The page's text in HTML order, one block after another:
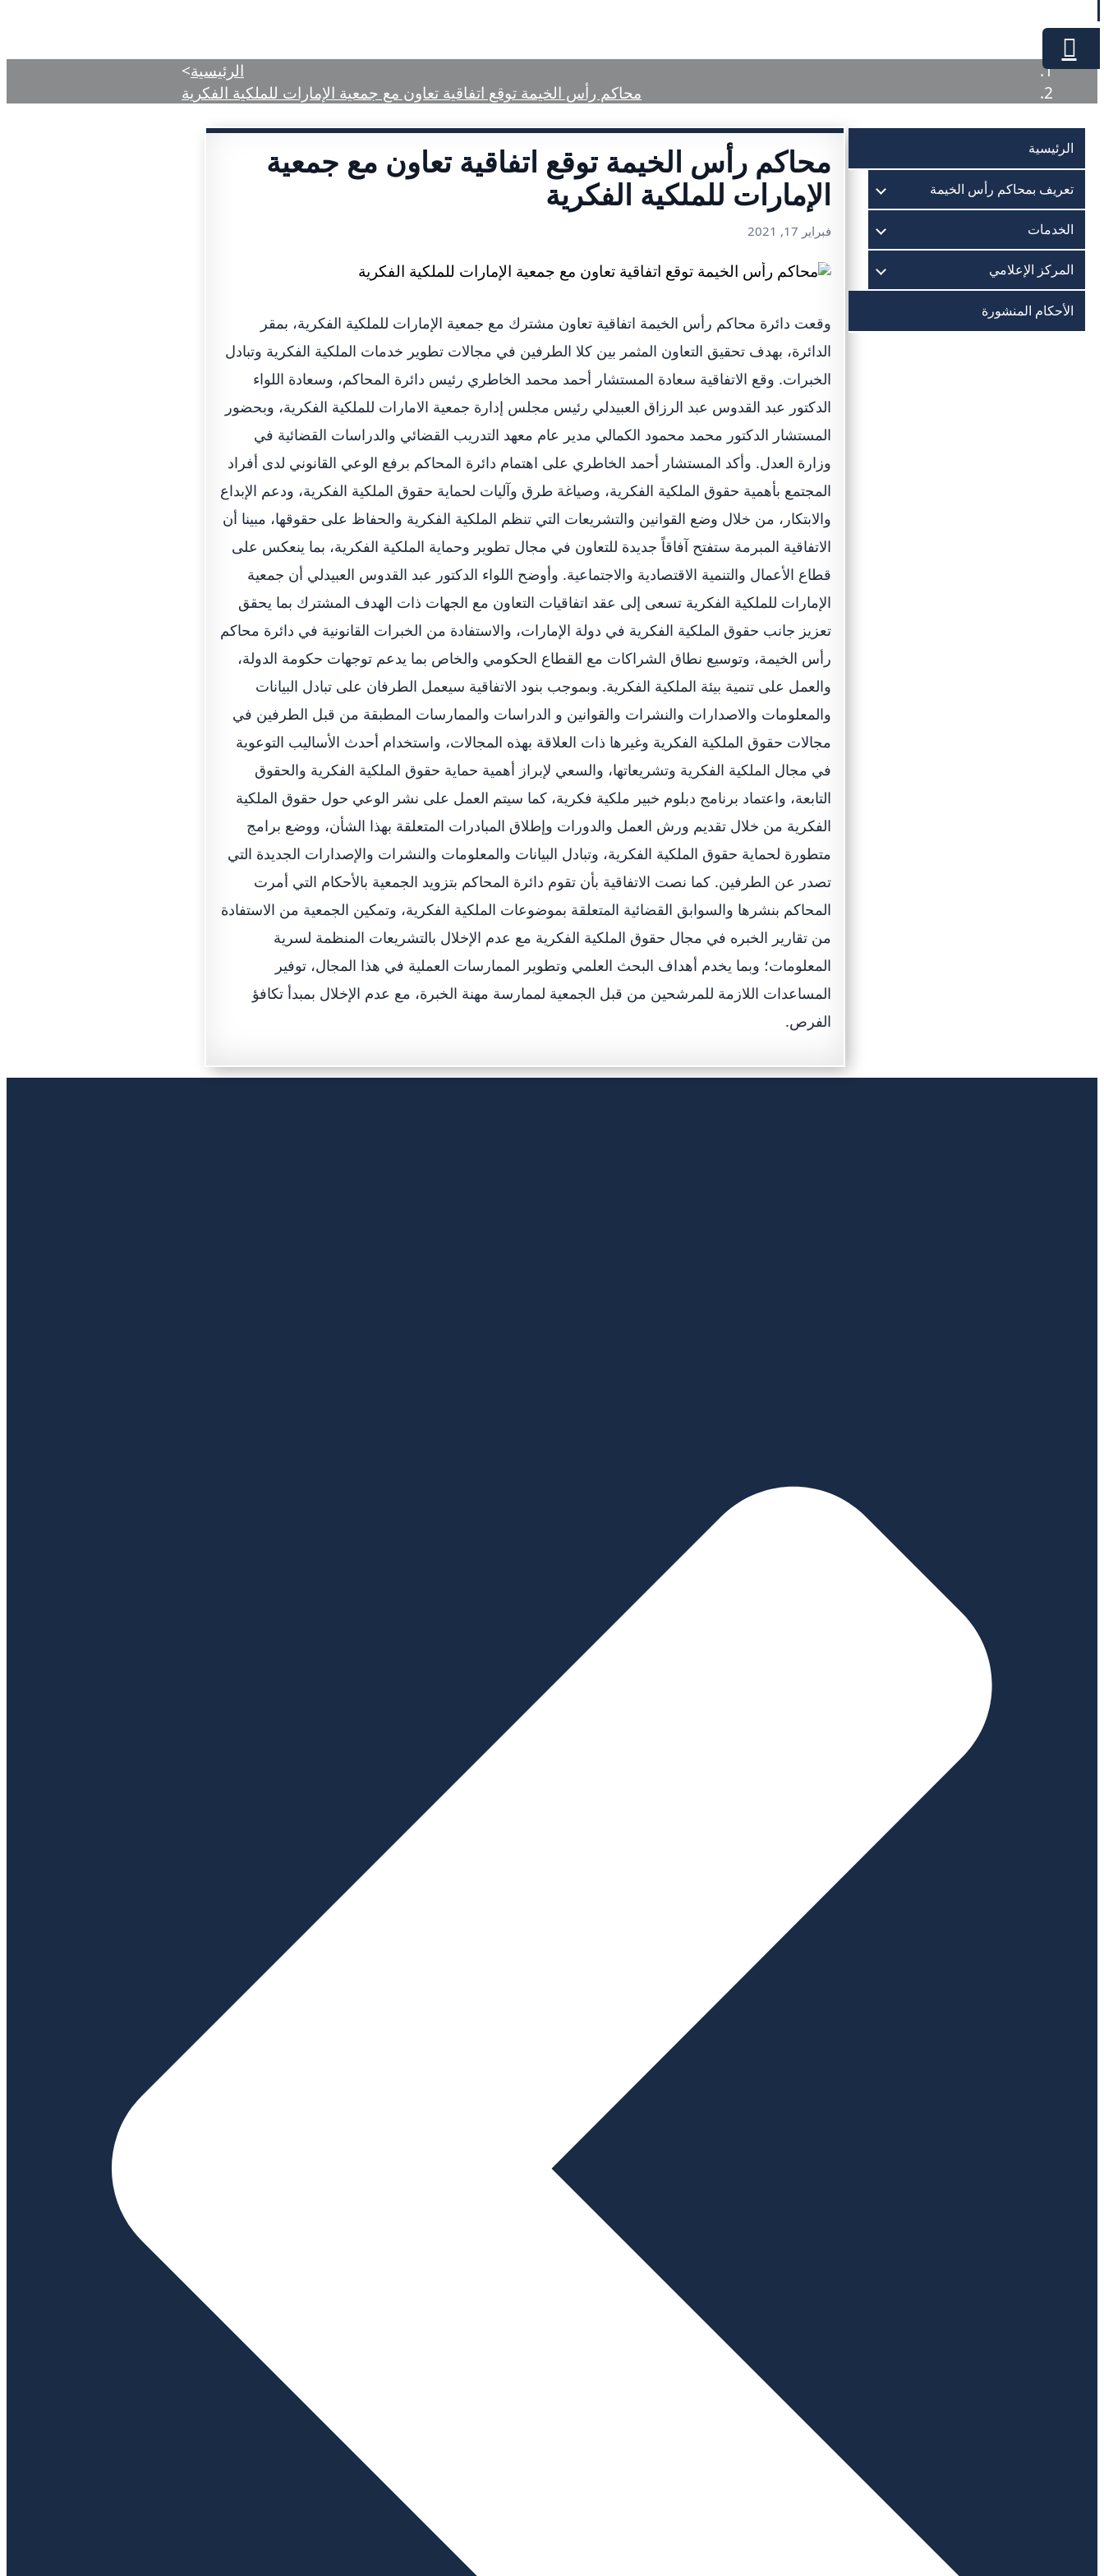
الرئيسية>
محاكم رأس الخيمة توقع اتفاقية تعاون مع جمعية الإمارات للملكية الفكرية
الرئيسية
تعريف بمحاكم رأس الخيمة
الخدمات
المركز الإعلامي
الأحكام المنشورة
محاكم رأس الخيمة توقع اتفاقية تعاون مع جمعية
الإمارات للملكية الفكرية
فبراير 17, 2021
وقعت دائرة محاكم رأس الخيمة اتفاقية تعاون مشترك مع جمعية الإمارات للملكية الفكرية، بمقر
الدائرة، بهدف تحقيق التعاون المثمر بين كلا الطرفين في مجالات تطوير خدمات الملكية الفكرية وتبادل
الخبرات. وقع الاتفاقية سعادة المستشار أحمد محمد الخاطري رئيس دائرة المحاكم، وسعادة اللواء
الدكتور عبد القدوس عبد الرزاق العبيدلي رئيس مجلس إدارة جمعية الامارات للملكية الفكرية، وبحضور
المستشار الدكتور محمد محمود الكمالي مدير عام معهد التدريب القضائي والدراسات القضائية في
وزارة العدل. وأكد المستشار أحمد الخاطري على اهتمام دائرة المحاكم برفع الوعي القانوني لدى أفراد
المجتمع بأهمية حقوق الملكية الفكرية، وصياغة طرق وآليات لحماية حقوق الملكية الفكرية، ودعم الإبداع
والابتكار، من خلال وضع القوانين والتشريعات التي تنظم الملكية الفكرية والحفاظ على حقوقها، مبينا أن
الاتفاقية المبرمة ستفتح آفاقاً جديدة للتعاون في مجال تطوير وحماية الملكية الفكرية، بما ينعكس على
قطاع الأعمال والتنمية الاقتصادية والاجتماعية. وأوضح اللواء الدكتور عبد القدوس العبيدلي أن جمعية
الإمارات للملكية الفكرية تسعى إلى عقد اتفاقيات التعاون مع الجهات ذات الهدف المشترك بما يحقق
تعزيز جانب حقوق الملكية الفكرية في دولة الإمارات، والاستفادة من الخبرات القانونية في دائرة محاكم
رأس الخيمة، وتوسيع نطاق الشراكات مع القطاع الحكومي والخاص بما يدعم توجهات حكومة الدولة،
والعمل على تنمية بيئة الملكية الفكرية. وبموجب بنود الاتفاقية سيعمل الطرفان على تبادل البيانات
والمعلومات والاصدارات والنشرات والقوانين و الدراسات والممارسات المطبقة من قبل الطرفين في
مجالات حقوق الملكية الفكرية وغيرها ذات العلاقة بهذه المجالات، واستخدام أحدث الأساليب التوعوية
في مجال الملكية الفكرية وتشريعاتها، والسعي لإبراز أهمية حماية حقوق الملكية الفكرية والحقوق
التابعة، واعتماد برنامج دبلوم خبير ملكية فكرية، كما سيتم العمل على نشر الوعي حول حقوق الملكية
الفكرية من خلال تقديم ورش العمل والدورات وإطلاق المبادرات المتعلقة بهذا الشأن، ووضع برامج
متطورة لحماية حقوق الملكية الفكرية، وتبادل البيانات والمعلومات والنشرات والإصدارات الجديدة التي
تصدر عن الطرفين. كما نصت الاتفاقية بأن تقوم دائرة المحاكم بتزويد الجمعية بالأحكام التي أمرت
المحاكم بنشرها والسوابق القضائية المتعلقة بموضوعات الملكية الفكرية، وتمكين الجمعية من الاستفادة
من تقارير الخبره في مجال حقوق الملكية الفكرية مع عدم الإخلال بالتشريعات المنظمة لسرية
المعلومات؛ وبما يخدم أهداف البحث العلمي وتطوير الممارسات العملية في هذا المجال، توفير
المساعدات اللازمة للمرشحين من قبل الجمعية لممارسة مهنة الخبرة، مع عدم الإخلال بمبدأ تكافؤ
الفرص.